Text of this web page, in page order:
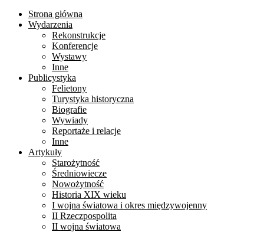
Strona główna
Wydarzenia
Rekonstrukcje
Konferencje
Wystawy
Inne
Publicystyka
Felietony
Turystyka historyczna
Biografie
Wywiady
Reportaże i relacje
Inne
Artykuły
Starożytność
Średniowiecze
Nowożytność
Historia XIX wieku
I wojna światowa i okres międzywojenny
II Rzeczpospolita
II wojna światowa